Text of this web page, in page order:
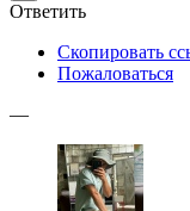
Ответить
Скопировать
Пожаловаться
—